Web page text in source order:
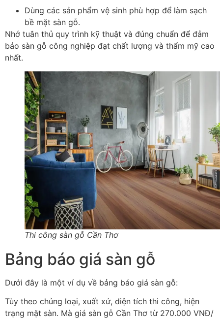
Dùng các sản phẩm vệ sinh phù hợp để làm sạch
bề mặt sàn gỗ.
Nhớ tuân thủ quy trình kỹ thuật và đúng chuẩn để đảm
bảo sàn gỗ công nghiệp đạt chất lượng và thẩm mỹ cao
nhất.
Thi công sàn gỗ Cần Thơ
Bảng báo giá sàn gỗ
Dưới đây là một ví dụ về bảng báo giá sàn gỗ:
Tùy theo chủng loại, xuất xứ, diện tích thi công, hiện
trạng mặt sàn. Mà giá sàn gỗ Cần Thơ từ 270.000 VNĐ/